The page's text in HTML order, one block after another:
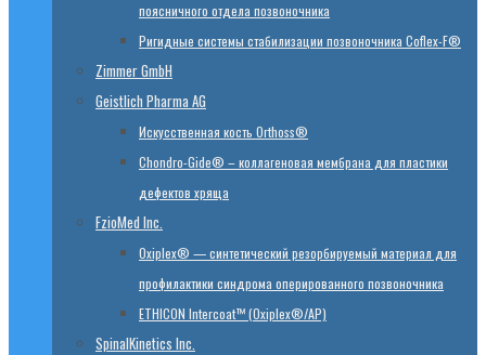
поясничного отдела позвоночника
Ригидные системы стабилизации позвоночника Coflex-F®
Zimmer GmbH
Geistlich Pharma AG
Искусственная кость Orthoss®
Chondro-Gide® – коллагеновая мембрана для пластики
дефектов хряща
FzioMed Inc.
Oxiplex® — синтетический резорбируемый материал для
профилактики синдрома оперированного позвоночника
ETHICON Intercoat™ (Oxiplex®/AP)
SpinalKinetics Inc.